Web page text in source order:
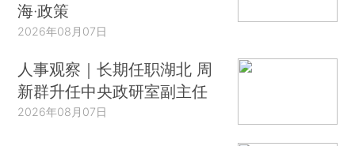
海·政策
2026年08月07日
人事观察｜长期任职湖北 周
新群升任中央政研室副主任
2026年08月07日